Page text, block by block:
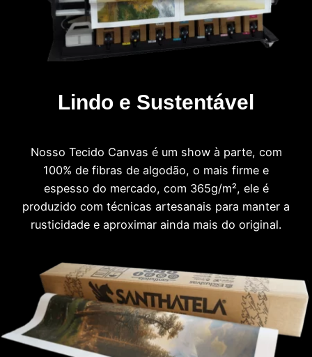
Lindo e Sustentável
Nosso Tecido Canvas é um show à parte, com
100% de fibras de algodão, o mais firme e
espesso do mercado, com 365g/m², ele é
produzido com técnicas artesanais para manter a
rusticidade e aproximar ainda mais do original.